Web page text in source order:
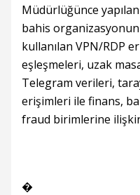
Müdürlüğünce
bahis
kullanılan VPN/RDP
eşleşmeleri, uzak
Telegram verileri,
erişimleri ile finans,
fraud birimlerine
�